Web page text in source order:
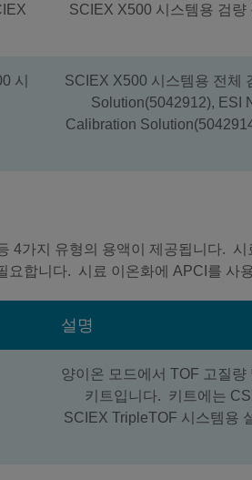
SCIEX X500 시스템용 검
시
SCIEX X500 시스템용 전체
Solution(5042912), ESI
Calibration
4가지 유형의 용액이 제공됩니다.
합니다. 시료 이온화에 APCI를 사
설명
양이온 모드에서 TOF 고질
키트입니다. 키트에는
SCIEX TripleTOF 시스템용